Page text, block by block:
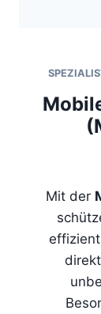
Mit der